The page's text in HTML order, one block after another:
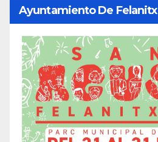
Ayuntamiento De Felanitx